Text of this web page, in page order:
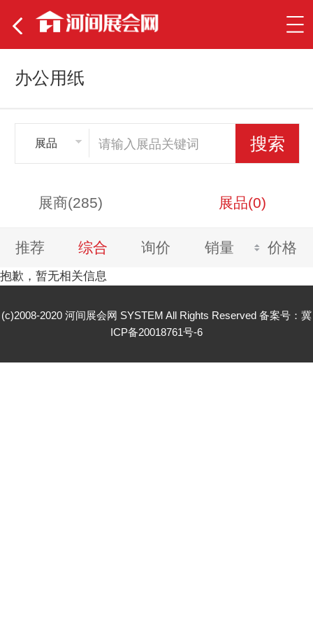
办公用纸
展品
展商(285) 展品(0)
推荐 综合 询价 销量 价格
抱歉，暂无相关信息
(c)2008-2020 河间展会网 SYSTEM All Rights Reserved 备案号： 冀
ICP备20018761号-6